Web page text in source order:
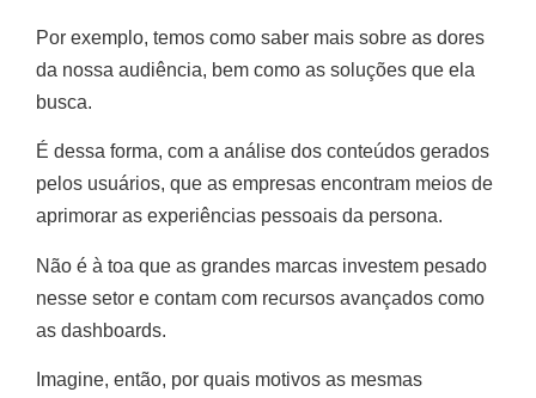
Por exemplo, temos como saber mais sobre as dores
da nossa audiência, bem como as soluções que ela
busca.
É dessa forma, com a análise dos conteúdos gerados
pelos usuários, que as empresas encontram meios de
aprimorar as experiências pessoais da persona.
Não é à toa que as grandes marcas investem pesado
nesse setor e contam com recursos avançados como
as dashboards.
Imagine, então, por quais motivos as mesmas